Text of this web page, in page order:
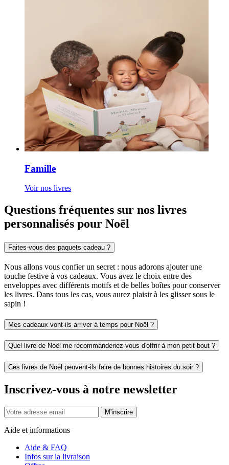
Famille
Voir nos livres
Questions fréquentes sur nos livres
personnalisés pour Noël
Faites-vous des paquets cadeau ?
Nous allons vous confier un secret : nous adorons ajouter une
touche festive à vos cadeaux. Vous avez le choix entre des
enveloppes avec différents motifs et de belles boîtes pour conserver
les livres. Dans tous les cas, vous aurez plaisir à les glisser sous le
sapin !
Mes cadeaux vont-ils arriver à temps pour Noël ?
Quel livre de Noël me recommanderiez-vous d'offrir à mon petit bout ?
Ces livres de Noël peuvent-ils faire de bonnes histoires du soir ?
Inscrivez-vous à notre newsletter
M'inscrire
Aide et informations
Aide & FAQ
Infos sur la livraison